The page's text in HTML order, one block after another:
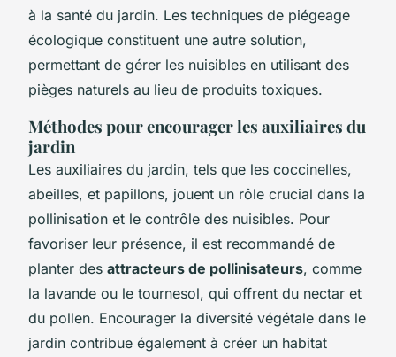
à la santé du jardin. Les techniques de piégeage
écologique constituent une autre solution,
permettant de gérer les nuisibles en utilisant des
pièges naturels au lieu de produits toxiques.
Méthodes pour encourager les auxiliaires du
jardin
Les auxiliaires du jardin, tels que les coccinelles,
abeilles, et papillons, jouent un rôle crucial dans la
pollinisation et le contrôle des nuisibles. Pour
favoriser leur présence, il est recommandé de
planter des attracteurs de pollinisateurs, comme
la lavande ou le tournesol, qui offrent du nectar et
du pollen. Encourager la diversité végétale dans le
jardin contribue également à créer un habitat